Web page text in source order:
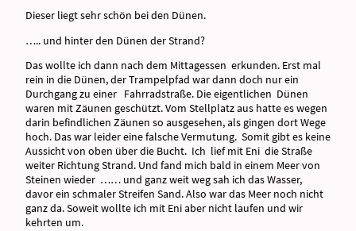
Dieser liegt sehr schön bei den Dünen.
….. und hinter den Dünen der Strand?
Das wollte ich dann nach dem Mittagessen erkunden. Erst mal
rein in die Dünen, der Trampelpfad war dann doch nur ein
Durchgang zu einer Fahrradstraße. Die eigentlichen Dünen
waren mit Zäunen geschützt. Vom Stellplatz aus hatte es wegen
darin befindlichen Zäunen so ausgesehen, als gingen dort Wege
hoch. Das war leider eine falsche Vermutung. Somit gibt es keine
Aussicht von oben über die Bucht. Ich lief mit Eni die Straße
weiter Richtung Strand. Und fand mich bald in einem Meer von
Steinen wieder …… und ganz weit weg sah ich das Wasser,
davor ein schmaler Streifen Sand. Also war das Meer noch nicht
ganz da. Soweit wollte ich mit Eni aber nicht laufen und wir
kehrten um.